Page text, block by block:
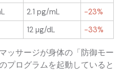
2.1 pg/mL
−23%
12 µg/dL −33%
ッサージが身体の「防御モー
プログラムを起動していると